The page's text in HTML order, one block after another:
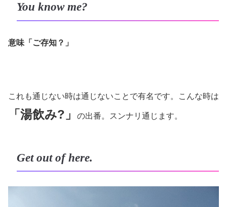
You know me?
意味「ご存知？」
これも通じない時は通じないことで有名です。こんな時は
「湯飲み?」 の出番。スンナリ通じます。
Get out of here.